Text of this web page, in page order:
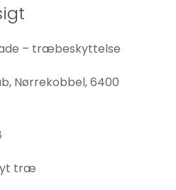
– træbeskyttelse
Nørrekobbel, 6400
træ